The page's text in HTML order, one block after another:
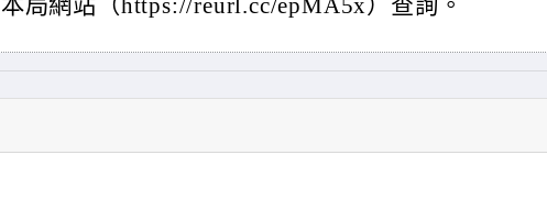
局網站（https://reurl.cc/epMA5x）查詢。